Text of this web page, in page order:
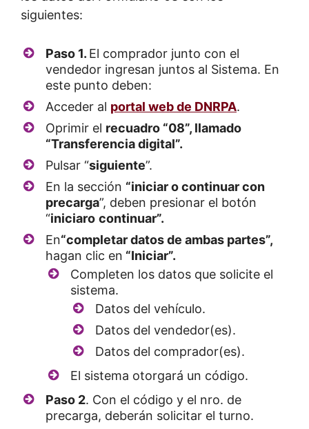
siguientes:
Paso 1. El comprador junto con el
vendedor ingresan juntos al Sistema. En
este punto deben:
Acceder al portal web de DNRPA.
Oprimir el recuadro “08”, llamado
“Transferencia digital”.
Pulsar “siguiente”.
En la sección “iniciar o continuar con
precarga”, deben presionar el botón
“iniciaro continuar”.
En“completar datos de ambas partes”,
hagan clic en “Iniciar”.
Completen los datos que solicite el
sistema.
Datos del vehículo.
Datos del vendedor(es).
Datos del comprador(es).
El sistema otorgará un código.
Paso 2. Con el código y el nro. de
precarga, deberán solicitar el turno.